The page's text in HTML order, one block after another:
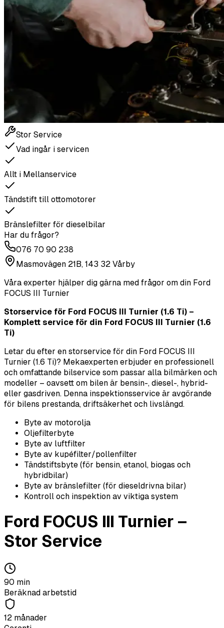
Stor Service
Vad ingår i servicen
Allt i Mellanservice
Tändstift till ottomotorer
Bränslefilter för dieselbilar
Har du frågor?
076 70 90 238
Masmovägen 21B, 143 32 Vårby
Våra experter hjälper dig gärna med frågor om din Ford
FOCUS III Turnier
Storservice för Ford FOCUS III Turnier (1.6 Ti) –
Komplett service för din Ford FOCUS III Turnier (1.6
Ti)
Letar du efter en storservice för din Ford FOCUS III
Turnier (1.6 Ti)? Mekaexperten erbjuder en professionell
och omfattande bilservice som passar alla bilmärken och
modeller – oavsett om bilen är bensin-, diesel-, hybrid-
eller gasdriven. Denna inspektionsservice är avgörande
för bilens prestanda, driftsäkerhet och livslängd.
Byte av motorolja
Oljefilterbyte
Byte av luftfilter
Byte av kupéfilter/pollenfilter
Tändstiftsbyte (för bensin, etanol, biogas och
hybridbilar)
Byte av bränslefilter (för dieseldrivna bilar)
Kontroll och inspektion av viktiga system
Ford FOCUS III Turnier –
Stor Service
90 min
Beräknad arbetstid
12 månader